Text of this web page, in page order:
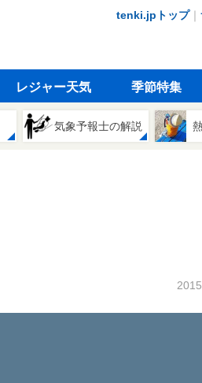
tenki.jpトップ｜
レジャー天気 季節特集
気象予報士の解説